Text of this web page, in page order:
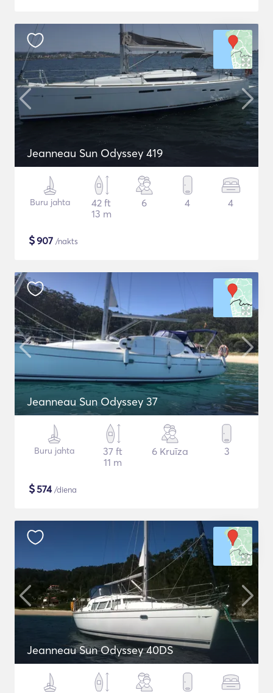
Jeanneau Sun Odyssey 419
Buru jahta
42 ft
13 m
6 4 4
$907 /nakts
Jeanneau Sun Odyssey 37
Buru jahta
37 ft
11 m
6 Kruīza 3
$574/diena
Jeanneau Sun Odyssey 40DS